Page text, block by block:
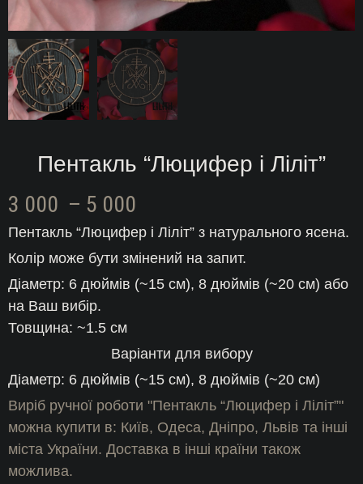
Пентакль “Люцифер і Ліліт”
3 000 – 5 000
цін:
від
до
5
000 ГРН
Пентакль “Люцифер і Ліліт” з натурального ясена.
Колір може бути змінений на запит.
Діаметр: 6 дюймів (~15 см), 8 дюймів (~20 см) або
на Ваш вибір.
Товщина: ~1.5 см
Варіанти для вибору
Діаметр: 6 дюймів (~15 см), 8 дюймів (~20 см)
Виріб ручної роботи "Пентакль “Люцифер і Ліліт”"
можна купити в: Київ, Одеса, Дніпро, Львів та інші
міста України. Доставка в інші країни також
можлива.